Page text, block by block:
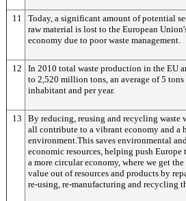
11
Today, a significant amount of potential
raw material is lost to the European
economy due to poor waste management.
12
In 2010 total waste production in the EU
to 2,520 million tons, an average of 5 tons
inhabitant and per year.
13
By reducing, reusing and recycling waste
all contribute to a vibrant economy and a
environment.This saves environmental
economic resources, helping push Europe
a more circular economy, where we get the
value out of resources and products by
re-using, re-manufacturing and recycling